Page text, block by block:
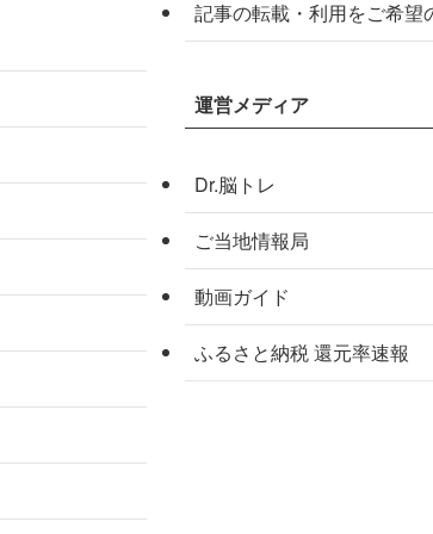
記事の転載・利用をご希望
運営メディア
Dr.脳トレ
ご当地情報局
動画ガイド
ふるさと納税 還元率速報